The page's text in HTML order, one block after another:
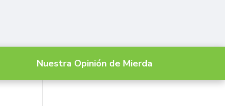
Nuestra Opinión de Mierda